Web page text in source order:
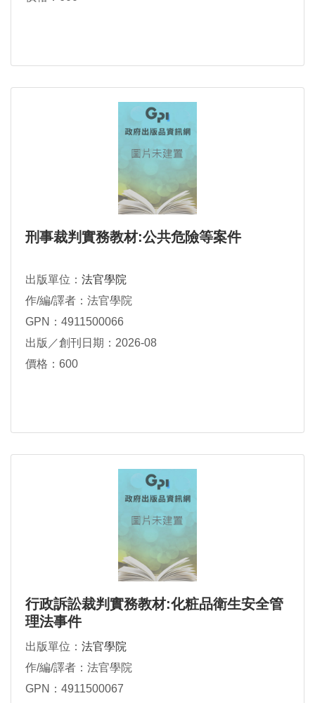
刑事裁判實務教材:公共危險等案件
出版單位： 法官學院
作/編/譯者：法官學院
GPN：4911500066
出版／創刊日期：2026-08
價格：600
行政訴訟裁判實務教材:化粧品衛生安全管
理法事件
出版單位： 法官學院
作/編/譯者：法官學院
GPN：4911500067